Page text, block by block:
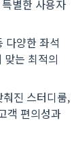
별한 사용자
다양한 좌석
는 최적의
진 스터디룸,
객 편의성과